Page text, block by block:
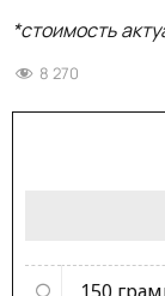
*стоимость
8 270